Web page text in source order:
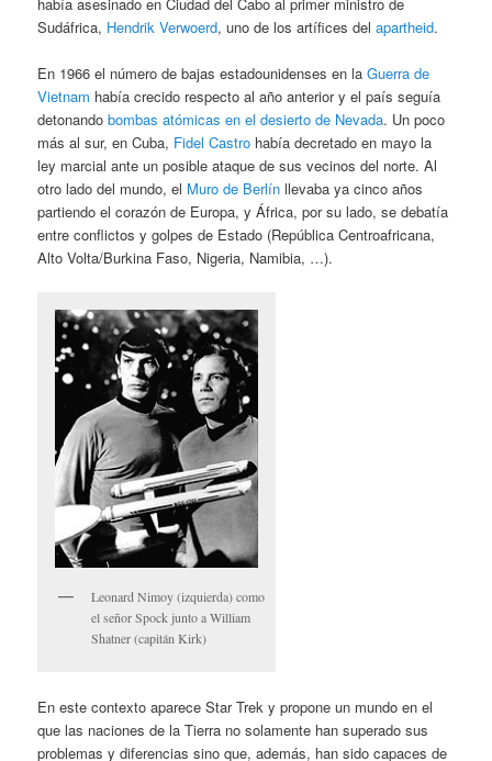
Sudáfrica, Hendrik Verwoerd, uno de los artífices delapartheid.
En 1966 el número de bajas estadounidenses en laGuerra de
Vietnam había crecido respecto al año anterior y el país seguía
detonandobombas atómicas en el desierto de Nevada. Un poco
más al sur, en Cuba, Fidel Castro había decretado en mayo la
ley marcial ante un posible ataque de sus vecinos del norte. Al
otro lado del mundo, el Muro de Berlín llevaba ya cinco años
partiendo el corazón de Europa, y África, por su lado, se debatía
entre conflictos y golpes de Estado (República Centroafricana,
Alto Volta/Burkina Faso, Nigeria, Namibia, …).
Leonard Nimoy (izquierda) como
el señor Spock junto a William
Shatner (capitán Kirk)
En este contexto aparece Star Trek y propone un mundo en el
que las naciones de la Tierra no solamente han superado sus
problemas y diferencias sino que, además, han sido capaces de